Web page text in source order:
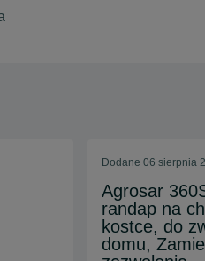
Dodane 06 sierpnia
Agrosar
randap na
kostce, do
domu,